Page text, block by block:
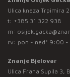
Ulica kneza Trpimira
t: +385 31 322 938
m:
rv: pon - ned* 9:00 -
Znanje Bjelovar
Ulica Frana Supila 3,